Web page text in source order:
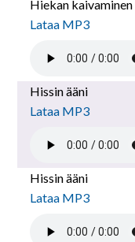
Hiekan kaivaminen
Lataa MP3
Hissin ääni
Lataa MP3
Hissin ääni
Lataa MP3